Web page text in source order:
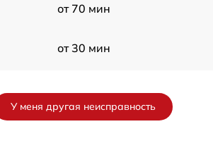
от 70 мин
от 30 мин
У меня другая неисправность